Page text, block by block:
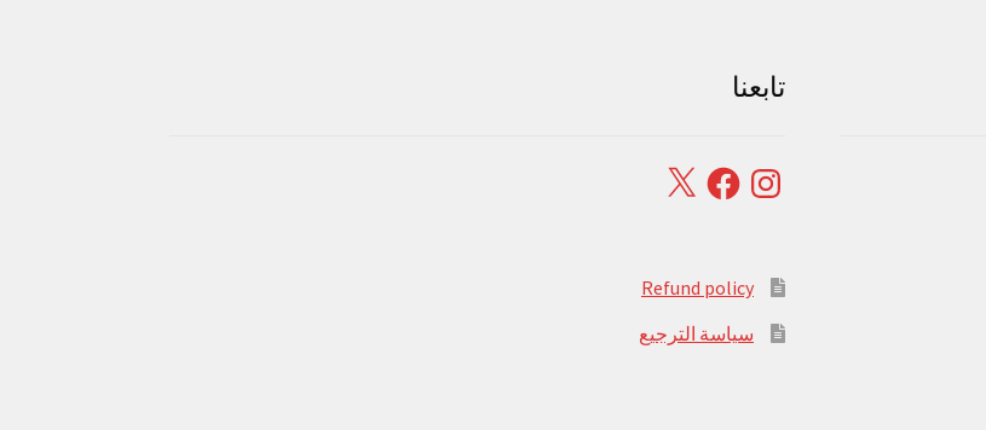
تابعنا
Instagram
Facebook
X
Refund policy
سياسة الترجيع